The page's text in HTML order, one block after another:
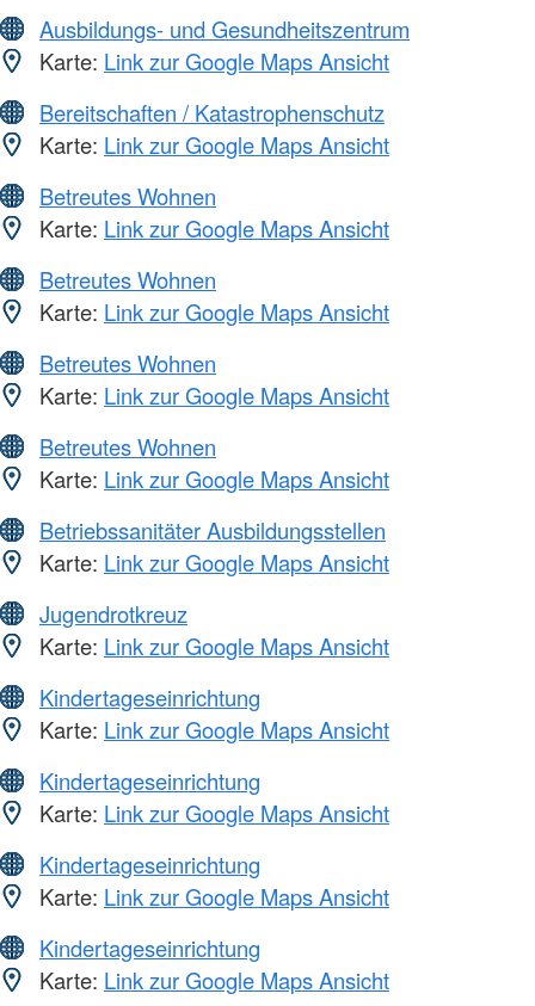
Ausbildungs- und Gesundheitszentrum
Karte: Link zur Google Maps Ansicht
Bereitschaften / Katastrophenschutz
Karte: Link zur Google Maps Ansicht
Betreutes Wohnen
Karte: Link zur Google Maps Ansicht
Betreutes Wohnen
Karte: Link zur Google Maps Ansicht
Betreutes Wohnen
Karte: Link zur Google Maps Ansicht
Betreutes Wohnen
Karte: Link zur Google Maps Ansicht
Betriebssanitäter Ausbildungsstellen
Karte: Link zur Google Maps Ansicht
Jugendrotkreuz
Karte: Link zur Google Maps Ansicht
Kindertageseinrichtung
Karte: Link zur Google Maps Ansicht
Kindertageseinrichtung
Karte: Link zur Google Maps Ansicht
Kindertageseinrichtung
Karte: Link zur Google Maps Ansicht
Kindertageseinrichtung
Karte: Link zur Google Maps Ansicht